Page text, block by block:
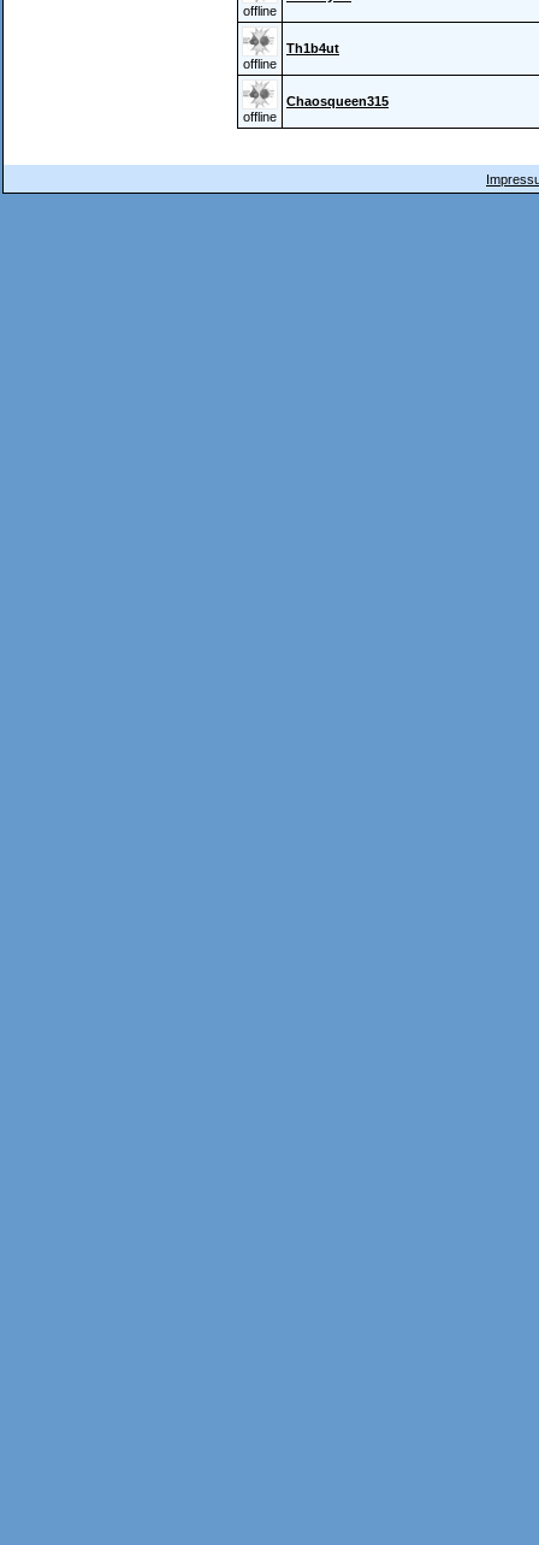
offline
offline
Th1b4ut
offline
Chaosqueen315